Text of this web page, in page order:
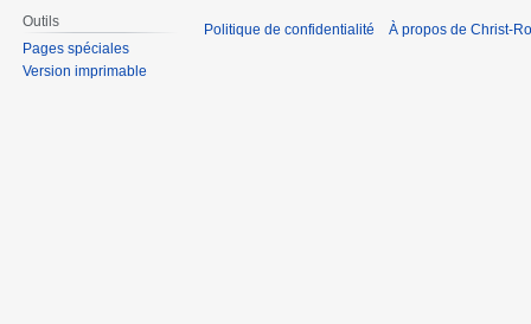
Outils
Pages spéciales
Version imprimable
Politique de confidentialité À propos de Christ-